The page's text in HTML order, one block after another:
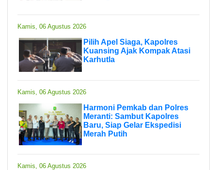
Kamis, 06 Agustus 2026
Pilih Apel Siaga, Kapolres
Kuansing Ajak Kompak Atasi
Karhutla
Kamis, 06 Agustus 2026
Harmoni Pemkab dan Polres
Meranti: Sambut Kapolres
Baru, Siap Gelar Ekspedisi
Merah Putih
Kamis, 06 Agustus 2026